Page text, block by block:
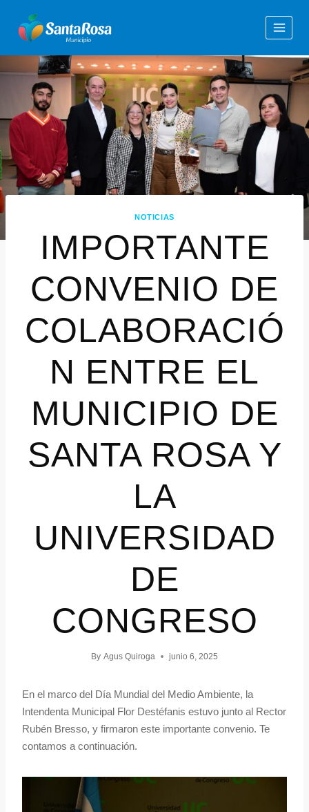
NOTICIAS
IMPORTANTE
CONVENIO DE
COLABORACIÓ
N ENTRE EL
MUNICIPIO DE
SANTA ROSA Y
LA
UNIVERSIDAD
DE
CONGRESO
By Agus Quiroga junio 6, 2025
En el marco del Día Mundial del Medio Ambiente, la
Intendenta Municipal Flor Destéfanis estuvo junto al Rector
Rubén Bresso, y firmaron este importante convenio. Te
contamos a continuación.